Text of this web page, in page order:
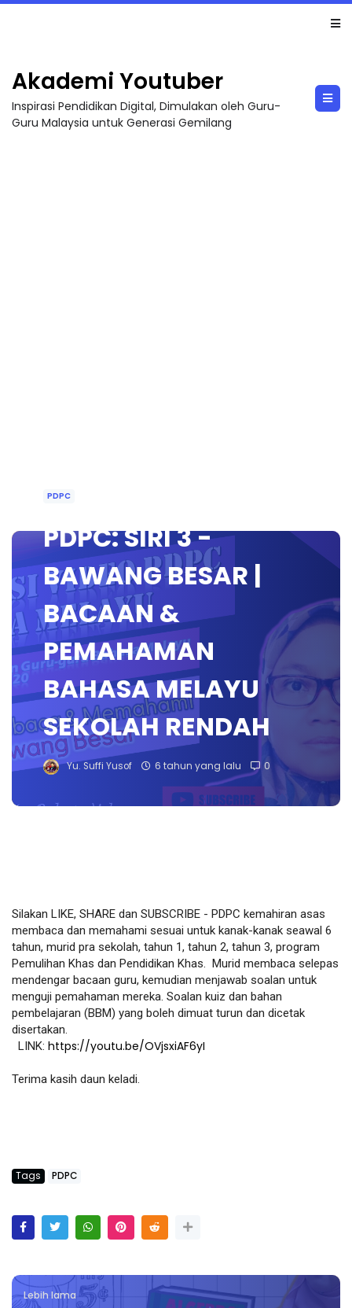
Akademi Youtuber
Inspirasi Pendidikan Digital, Dimulakan oleh Guru-
Guru Malaysia untuk Generasi Gemilang
PDPC
PDPC: SIRI 3 -
BAWANG BESAR |
BACAAN &
PEMAHAMAN
BAHASA MELAYU
SEKOLAH RENDAH
Yu. Suffi Yusof 6 tahun yang lalu 0
Silakan LIKE, SHARE dan SUBSCRIBE - PDPC kemahiran asas
membaca dan memahami sesuai untuk kanak-kanak seawal 6
tahun, murid pra sekolah, tahun 1, tahun 2, tahun 3, program
Pemulihan Khas dan Pendidikan Khas.
Murid membaca selepas
mendengar bacaan guru, kemudian menjawab soalan untuk
menguji pemahaman mereka. Soalan kuiz dan bahan
pembelajaran (BBM) yang boleh dimuat turun dan dicetak
disertakan.
  LINK:
https://youtu.be/OVjsxiAF6yI
Terima kasih daun keladi.
Tags PDPC
Lebih lama